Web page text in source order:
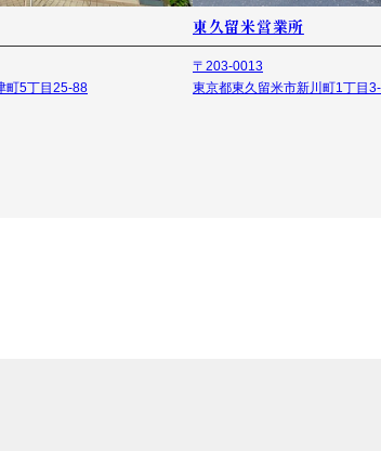
町5丁目25-88
東久留米営業所
〒203-0013
東京都東久留米市新川町1丁目